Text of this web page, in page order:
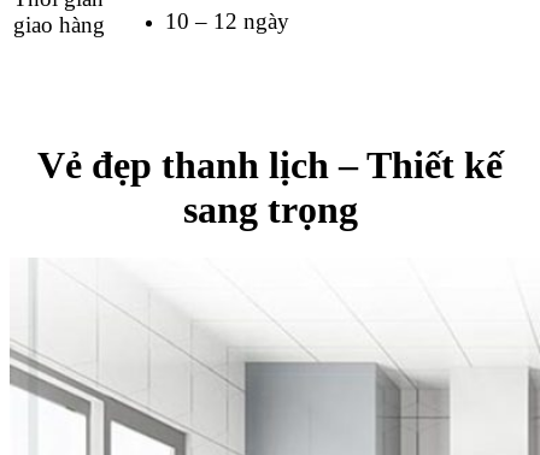
giao hàng
10 – 12 ngày
Vẻ đẹp thanh lịch – Thiết kế
sang trọng